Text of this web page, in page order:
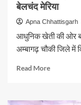
बेलचंद मेरिया
Apna Chhattisgarh
आधुनिक खेती की ओर
अम्बागढ़ चौकी जिले में
Read MoreRead
नैनो